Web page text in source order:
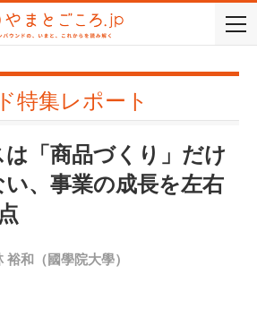
特集レポート
「商品づくり」だけ
、事業の成長を左右
裕和（國學院大學）